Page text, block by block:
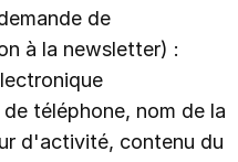
de
à la newsletter) :
téléphone, nom de la
d'activité, contenu du